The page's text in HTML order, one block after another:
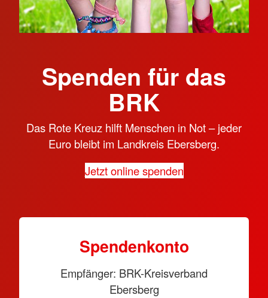
Spenden für das
BRK
Das Rote Kreuz hilft Menschen in Not – jeder
Euro bleibt im Landkreis Ebersberg.
Jetzt online spenden
Spendenkonto
Empfänger: BRK-Kreisverband
Ebersberg